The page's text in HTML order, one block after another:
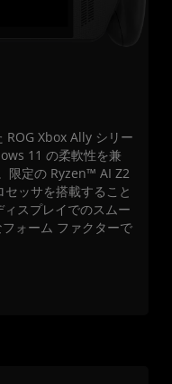
ROG Xbox Ally シリー
11 の柔軟性を兼
限定の Ryzen™ AI Z2
ッサを搭載すること
スプレイでのスムー
ォーム ファクターで